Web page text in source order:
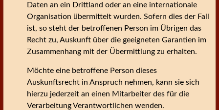
Daten an ein Drittland oder an eine internationale
Organisation übermittelt wurden. Sofern dies der Fall
ist, so steht der betroffenen Person im Übrigen das
Recht zu, Auskunft über die geeigneten Garantien im
Zusammenhang mit der Übermittlung zu erhalten.
Möchte eine betroffene Person dieses
Auskunftsrecht in Anspruch nehmen, kann sie sich
hierzu jederzeit an einen Mitarbeiter des für die
Verarbeitung Verantwortlichen wenden.